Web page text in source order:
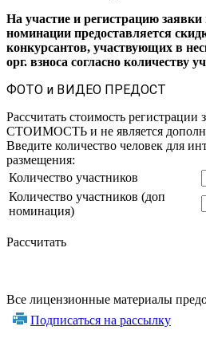
На участие и регистрацию
номинации предоставляется
конкурсантов, участвующих в
орг. взноса согласно количеству
ФОТО и ВИДЕО ПРЕДОСТ
Рассчитать стоимость регистрации
СТОИМОСТЬ и не является
Введите количество человек для
размещения:
Количество участников
Количество участников (доп
номинация)
Рассчитать
Все лицензионные материалы
Подписаться на рассылку